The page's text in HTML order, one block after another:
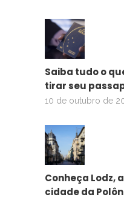
Saiba tudo o
tirar seu
10 de outubro de
Conheça Lodz,
cidade da